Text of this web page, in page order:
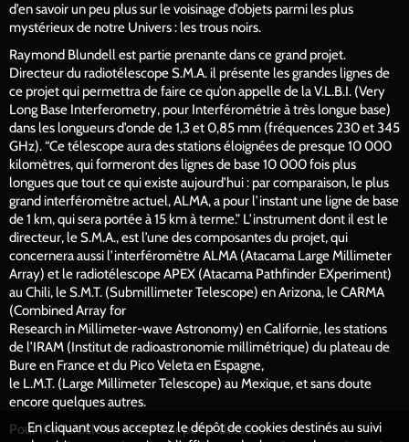
d’en savoir un peu plus sur le voisinage d’objets parmi les plus
mystérieux de notre Univers : les trous noirs.
Raymond Blundell est partie prenante dans ce grand projet.
Directeur du radiotélescope S.M.A. il présente les grandes lignes de
ce projet qui permettra de faire ce qu’on appelle de la V.L.B.I. (Very
Long Base Interferometry, pour Interférométrie à très longue base)
dans les longueurs d’onde de 1,3 et 0,85 mm (fréquences 230 et 345
GHz). “Ce télescope aura des stations éloignées de presque 10 000
kilomètres, qui formeront des lignes de base 10 000 fois plus
longues que tout ce qui existe aujourd’hui : par comparaison, le plus
grand interféromètre actuel, ALMA, a pour l’instant une ligne de base
de 1 km, qui sera portée à 15 km à terme.” L’instrument dont il est le
directeur, le S.M.A., est l’une des composantes du projet, qui
concernera aussi l’interféromètre ALMA (Atacama Large Millimeter
Array) et le radiotélescope APEX (Atacama Pathfinder EXperiment)
au Chili, le S.M.T. (Submillimeter Telescope) en Arizona, le CARMA
(Combined Array for
Research in Millimeter-wave Astronomy) en Californie, les stations
de l’IRAM (Institut de radioastronomie millimétrique) du plateau de
Bure en France et du Pico Veleta en Espagne,
le L.M.T. (Large Millimeter Telescope) au Mexique, et sans doute
encore quelques autres.
Pour lire l'article en entier voir pdf ci-dessous :
En cliquant vous acceptez le dépôt de cookies destinés au suivi